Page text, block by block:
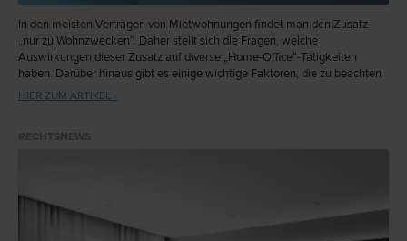
In den meisten Verträgen von Mietwohnungen findet man den Zusatz
„nur zu Wohnzwecken“. Daher stellt sich die Fragen, welche
Auswirkungen dieser Zusatz auf diverse „Home-Office“-Tätigkeiten
haben. Darüber hinaus gibt es einige wichtige Faktoren, die zu beachten
sind, wenn man ein Unternehmen im eigenen Haushalt führt.
HIER ZUM ARTIKEL ›